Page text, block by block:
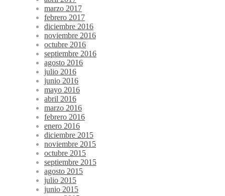
marzo 2017
febrero 2017
diciembre 2016
noviembre 2016
octubre 2016
septiembre 2016
agosto 2016
julio 2016
junio 2016
mayo 2016
abril 2016
marzo 2016
febrero 2016
enero 2016
diciembre 2015
noviembre 2015
octubre 2015
septiembre 2015
agosto 2015
julio 2015
junio 2015